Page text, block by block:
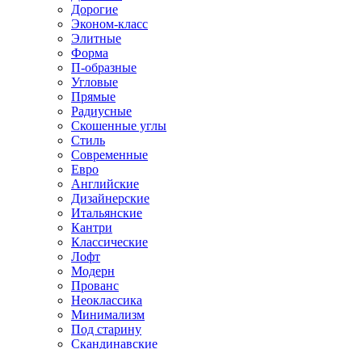
Дорогие
Эконом-класс
Элитные
Форма
П-образные
Угловые
Прямые
Радиусные
Скошенные углы
Стиль
Современные
Евро
Английские
Дизайнерские
Итальянские
Кантри
Классические
Лофт
Модерн
Прованс
Неоклассика
Минимализм
Под старину
Скандинавские